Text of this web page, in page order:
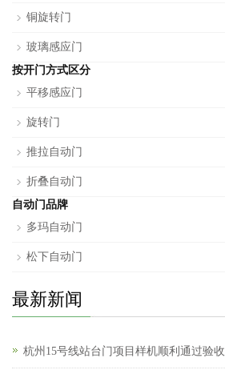
铜旋转门
玻璃感应门
按开门方式区分
平移感应门
旋转门
推拉自动门
折叠自动门
自动门品牌
多玛自动门
松下自动门
最新新闻
杭州15号线站台门项目样机顺利通过验收